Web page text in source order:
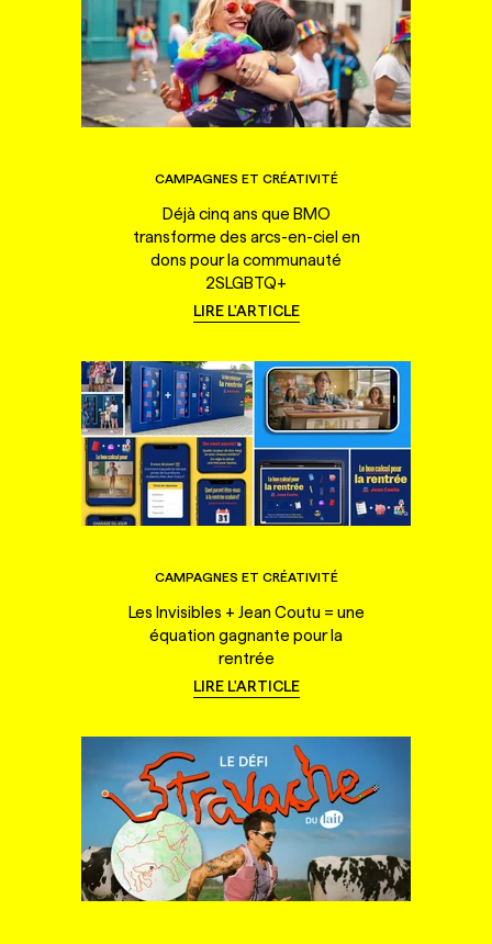
CAMPAGNES ET CRÉATIVITÉ
Déjà cinq ans que BMO
transforme des arcs-en-ciel en
dons pour la communauté
2SLGBTQ+
LIRE L'ARTICLE
CAMPAGNES ET CRÉATIVITÉ
Les Invisibles + Jean Coutu = une
équation gagnante pour la
rentrée
LIRE L'ARTICLE